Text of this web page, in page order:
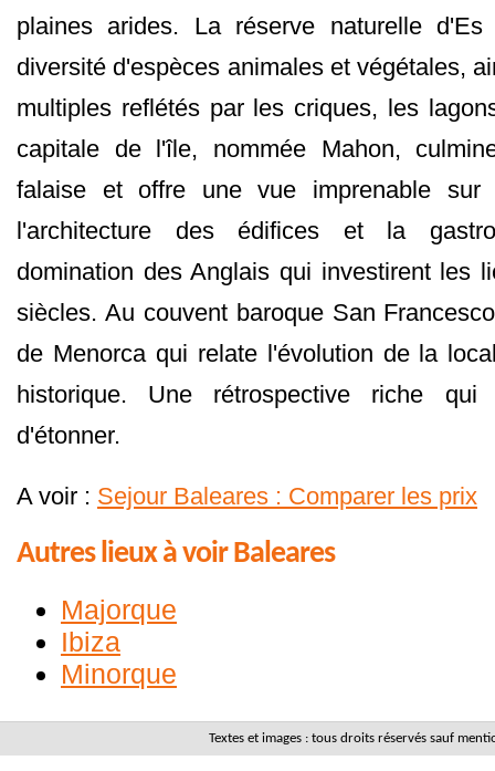
plaines arides. La réserve naturelle
diversité d'espèces animales et végétales,
multiples reflétés par les criques, les
capitale de l'île, nommée Mahon,
falaise et offre une vue imprenable
l'architecture des édifices et la
domination des Anglais qui investirent les
siècles. Au couvent baroque San
de Menorca qui relate l'évolution de la
historique. Une rétrospective riche
d'étonner.
A voir : Sejour Baleares : Comparer les prix
Autres lieux à voir Baleares
Majorque
Ibiza
Minorque
Textes et images : tous droits réservés sauf